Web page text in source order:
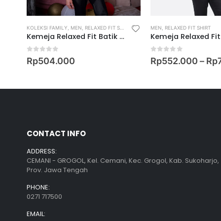
KOLEKSI FAMILY MEN RELAXED FIT SHIRT
Kemeja Relaxed Fit Batik Lengan Pendek Motif Keris Renjana Kasih
out of 5
Rp504.000
MEN RELAXED FIT SHIRT
out of 5
Rp552.000 – Rp
CONTACT INFO
ADDRESS:
CEMANI - GROGOL, Kel. Cemani, Kec. Grogol, Kab. Sukoharjo,
Prov. Jawa Tengah
PHONE:
0271 717500
EMAIL: